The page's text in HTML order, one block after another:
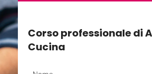
Corso professionale di
Cucina